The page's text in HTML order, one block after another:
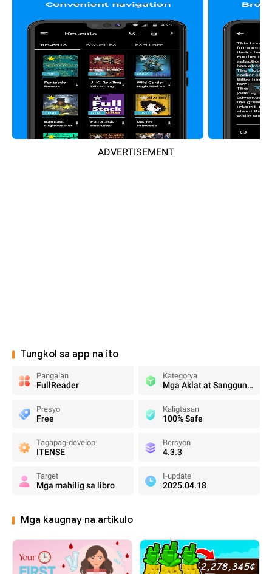
ADVERTISEMENT
Tungkol sa app na ito
Pangalan
FullReader
Kategorya
Mga Aklat at Sanggunian
Presyo
Free
Kaligtasan
100% Safe
Tagapag-develop
ITENSE
Bersyon
4.3.3
Target
Mga mahilig sa libro
I-update
2025.04.18
Mga kaugnay na artikulo